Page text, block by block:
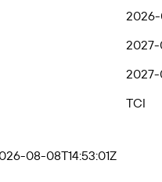
2026-
2027-
2027-
TCI
08-08T14:53:01Z